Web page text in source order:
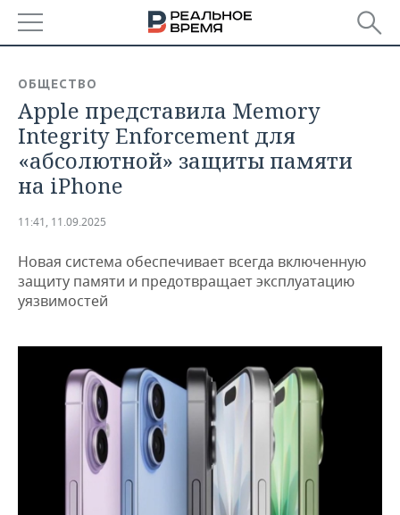
БАШКОРТОСТАН
ТАТАРСТАН
УДМУРТИЯ
НОВОСТИ
АНАЛИТИКА
НОВОСТИ АНАЛИТИКИ
ДЕКЛАРАЦИИ О ДОХОДАХ
КОРОЛИ ГОСЗАКАЗА ПФО
ВУЗЫ ТАТАРСТАНА
КОМУ ПРИНАДЛЕЖАТ
ТОРГОВЫЕ ЦЕНТРЫ
ТАТАРСТАНА
ЭКОНОМИКА
НОВОСТИ ЭКОНОМИКИ
ФИНАНСЫ
БАНКИ
БЮДЖЕТ
ИНВЕСТИЦИИ
ПРОМЫШЛЕННОСТЬ
НОВОСТИ
ПРОМЫШЛЕННОСТИ
МАШИНОСТРОЕНИЕ
НЕФТЕХИМИЯ
НЕДВИЖИМОСТЬ
НОВОСТИ НЕДВИЖИМОСТИ
АВТО
НОВОСТИ АВТО
БИЗНЕС
НОВОСТИ БИЗНЕСА
РОЗНИЧНАЯ ТОРГОВЛЯ
ТРАНСПОРТ
ТЕХНОЛОГИИ
НОВОСТИ ТЕХНОЛОГИЙ
МЕРОПРИЯТИЯ
НОВОСТИ МЕРОПРИЯТИЙ
ОБЩЕСТВО
Apple представила Memory
Integrity Enforcement для
«абсолютной» защиты памяти
на iPhone
11:41, 11.09.2025
Новая система обеспечивает всегда включенную
защиту памяти и предотвращает эксплуатацию
уязвимостей